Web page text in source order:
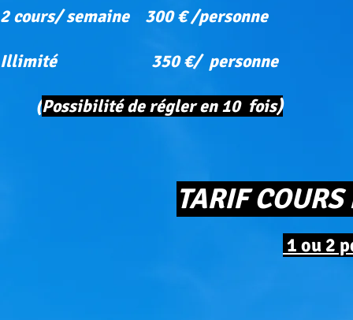
2 cours/ semaine 300 € /personne
Illimité 350 €/ personne
(Possibilité de régler en 10 fois)
TARIF
1 ou 2